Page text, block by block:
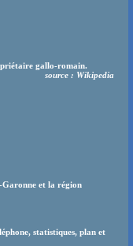
gallo-romain.
source : Wikipedia
Garonne et la région
statistiques, plan et